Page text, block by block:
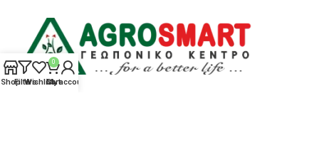
ShopFiltersWishlist
0
Cart
My account